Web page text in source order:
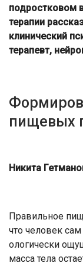
подростковом
терапии
клинический
терапевт,
пищевых
Никита
Правильное
что человек
ологически
масса тела